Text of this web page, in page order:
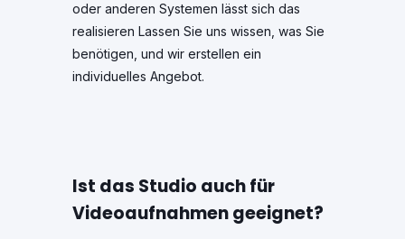
oder anderen Systemen lässt sich das
realisieren Lassen Sie uns wissen, was Sie
benötigen, und wir erstellen ein
individuelles Angebot.
Ist das Studio auch für
Videoaufnahmen geeignet?